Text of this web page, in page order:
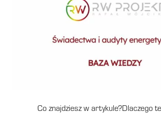
Co znajdziesz w artykule?Dlaczego